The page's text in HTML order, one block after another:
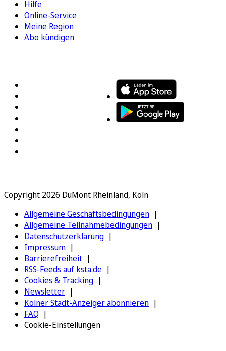
Hilfe
Online-Service
Meine Region
Abo kündigen
Copyright 2026 DuMont Rheinland, Köln
Allgemeine Geschäftsbedingungen
Allgemeine Teilnahmebedingungen
Datenschutzerklärung
Impressum
Barrierefreiheit
RSS-Feeds auf ksta.de
Cookies & Tracking
Newsletter
Kölner Stadt-Anzeiger abonnieren
FAQ
Cookie-Einstellungen